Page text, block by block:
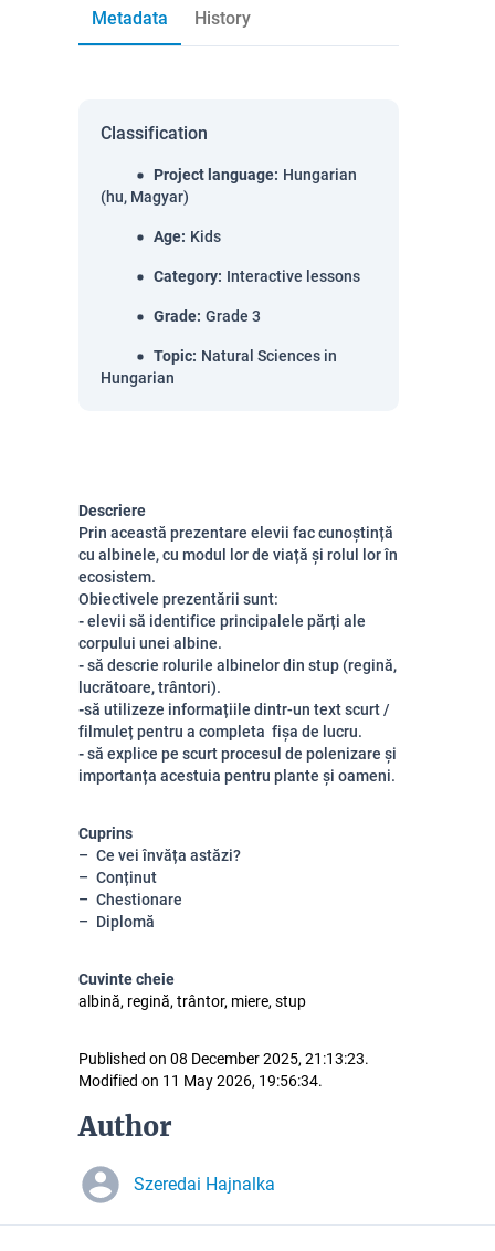
Metadata History
Classification
Project language: Hungarian
(hu, Magyar)
Age: Kids
Category: Interactive lessons
Grade: Grade 3
Topic: Natural Sciences in
Hungarian
Descriere
Prin această prezentare elevii fac cunoștință
cu albinele, cu modul lor de viață și rolul lor în
ecosistem.
Obiectivele prezentării sunt:
-elevii să identifice principalele părți ale
corpului unei albine.
-să descrie rolurile albinelor din stup (regină,
lucrătoare, trântori).
-să utilizeze informațiile dintr-un text scurt /
filmuleț pentru a completa fișa de lucru.
-să explice pe scurt procesul de polenizare și
importanța acestuia pentru plante și oameni.
Cuprins
Ce vei învăța astăzi?
Conținut
Chestionare
Diplomă
Cuvinte cheie
albină, regină, trântor, miere, stup
Published on 08 December 2025, 21:13:23.
Modified on 11 May 2026, 19:56:34.
Author
Szeredai Hajnalka